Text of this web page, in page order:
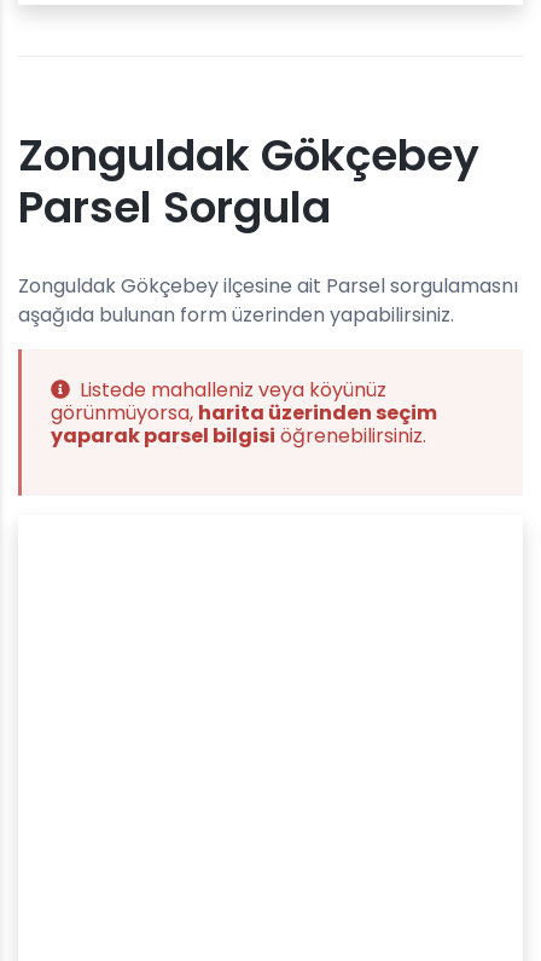
Zonguldak Gökçebey
Parsel Sorgula
Zonguldak Gökçebey ilçesine ait Parsel sorgulamasnı
aşağıda bulunan form üzerinden yapabilirsiniz.
Listede mahalleniz veya köyünüz
görünmüyorsa, harita üzerinden seçim
yaparak parsel bilgisi öğrenebilirsiniz.